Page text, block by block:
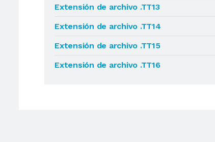
Extensión de archivo .TT13
Extensión de archivo .TT14
Extensión de archivo .TT15
Extensión de archivo .TT16